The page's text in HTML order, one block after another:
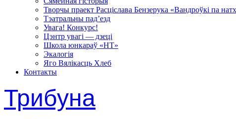
Творчы праект Расціслава Бензерука «Вандроўкі па
Тэатральны пад’езд
Увага! Конкурс!
Цэнтр увагі — дзеці
Школа юнкараў «НТ»
Экалогія
Яго Вялікасць Хлеб
Контакты
Трибуна